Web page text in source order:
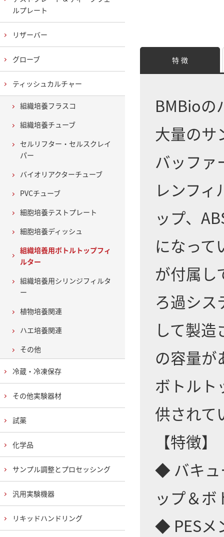
特 徴
BMBioの
大量のサ
バッファ
レンフ
ップ、
になって
が付属し
ろ過シス
して製
の容量が
ボトルト
供されて
【特徴】
◆ バキュ
ップ＆ボ
◆ PESメ
ルプレート
リザーバー
グローブ
ティッシュカルチャー
組織培養フラスコ
組織培養チューブ
セルリフター・セルスクレイ
パー
バイオリアクターチューブ
PVCチューブ
細胞培養テストプレート
細胞培養ディッシュ
組織培養用ボトルトップフィ
ルター
組織培養用シリンジフィルタ
ー
植物培養関連
ハエ培養関連
その他
冷蔵・冷凍保存
その他実験器材
試薬
化学品
サンプル調整とプロセッシング
汎用実験機器
リキッドハンドリング